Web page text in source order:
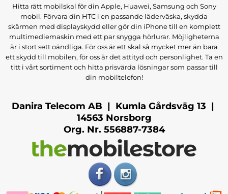
Hitta rätt mobilskal för din Apple, Huawei, Samsung och Sony
mobil. Förvara din HTC i en passande läderväska, skydda
skärmen med displayskydd eller gör din iPhone till en komplett
multimediemaskin med ett par snygga hörlurar. Möjligheterna
är i stort sett oändliga. För oss är ett skal så mycket mer än bara
ett skydd till mobilen, för oss är det attityd och personlighet. Ta en
titt i vårt sortiment och hitta prisvärda lösningar som passar till
din mobiltelefon!
Danira Telecom AB | Kumla Gårdsväg 13 |
14563 Norsborg
Org. Nr. 556887-7384